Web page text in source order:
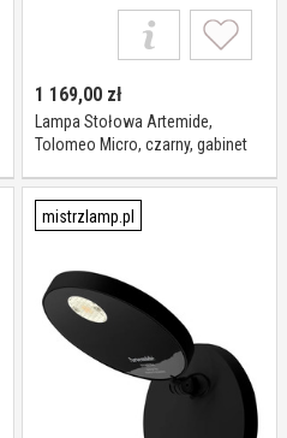
1 169,00 zł
Lampa Stołowa Artemide,
Tolomeo Micro, czarny, gabinet
mistrzlamp.pl